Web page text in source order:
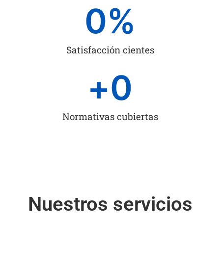
Satisfacción cientes
0%
Normativas cubiertas
+0
Nuestros servicios